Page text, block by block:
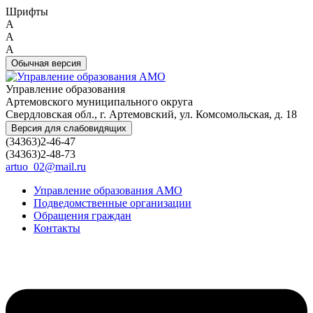
Шрифты
A
A
A
Обычная версия
Управление образования
Артемовского муниципального округа
Свердловская обл., г. Артемовский, ул. Комсомольская, д. 18
Версия для слабовидящих
(34363)2-46-47
(34363)2-48-73
artuo_02@mail.ru
Управление образования АМО
Подведомственные организации
Обращения граждан
Контакты